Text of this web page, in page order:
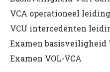
VCA operationeel
VCU intercedenten
Examen basisveiligheid
Examen VOL-VCA